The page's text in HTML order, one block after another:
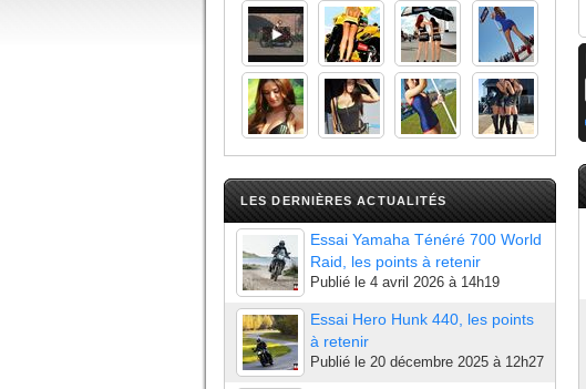
LES DERNIÈRES ACTUALITÉS
Essai Yamaha Ténéré 700 World
Raid, les points à retenir
Publié le 4 avril 2026 à 14h19
Essai Hero Hunk 440, les points
à retenir
Publié le 20 décembre 2025 à 12h27